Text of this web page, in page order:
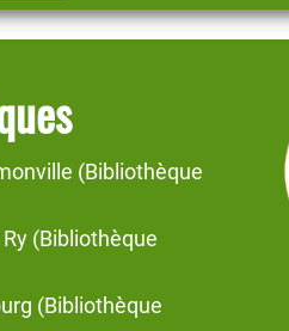
(Bibliothèque
(Bibliothèque
(Bibliothèque